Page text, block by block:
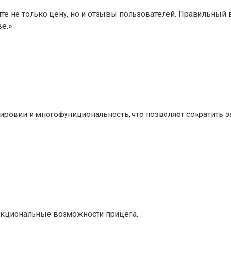
не только цену, но и отзывы пользователей. Правильный
и многофункциональность, что позволяет сократить
возможности прицепа.